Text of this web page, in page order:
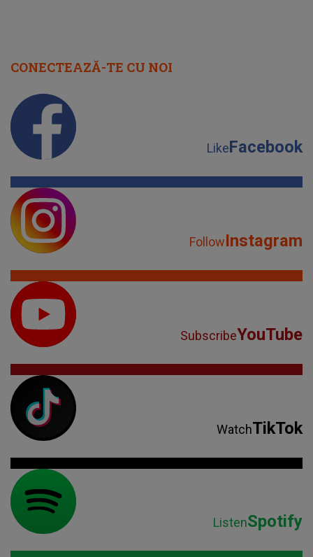
CONECTEAZĂ-TE CU NOI
LikeFacebook
FollowInstagram
SubscribeYouTube
WatchTikTok
ListenSpotify